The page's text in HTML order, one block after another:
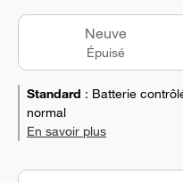
Neuve
Épuisé
Standard : Batterie
normal
En savoir plus